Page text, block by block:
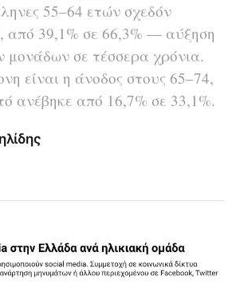
55–64 ετών σχεδόν
από 39,1% σε 66,3% — αύξηση
μονάδων σε τέσσερα χρόνια.
είναι η άνοδος στους 65–74,
ανέβηκε από 16,7% σε 33,1%.